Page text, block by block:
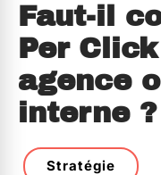
Faut-il
Per
agence
interne ?
Stratégie